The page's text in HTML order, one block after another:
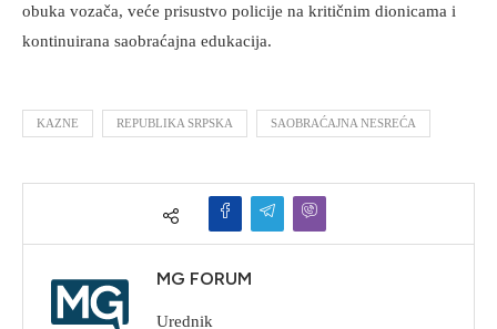
obuka vozača, veće prisustvo policije na kritičnim dionicama i
kontinuirana saobraćajna edukacija.
KAZNE REPUBLIKA SRPSKA SAOBRAĆAJNA NESREĆA
MG FORUM
Urednik